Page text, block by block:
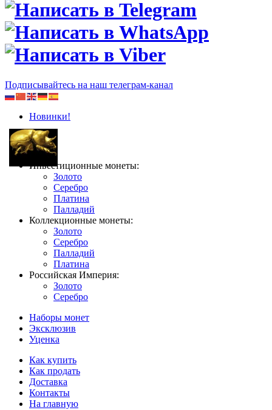
Подписывайтесь на наш телеграм-канал
Новинки!
Инвестиционные монеты:
Золото
Серебро
Платина
Палладий
Коллекционные монеты:
Золото
Серебро
Палладий
Платина
Российская Империя:
Золото
Серебро
Наборы монет
Эксклюзив
Уценка
Как купить
Как продать
Доставка
Контакты
На главную